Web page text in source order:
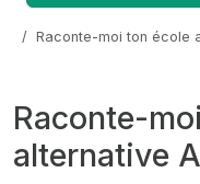
Raconte-moi ton école
Raconte-
alternative